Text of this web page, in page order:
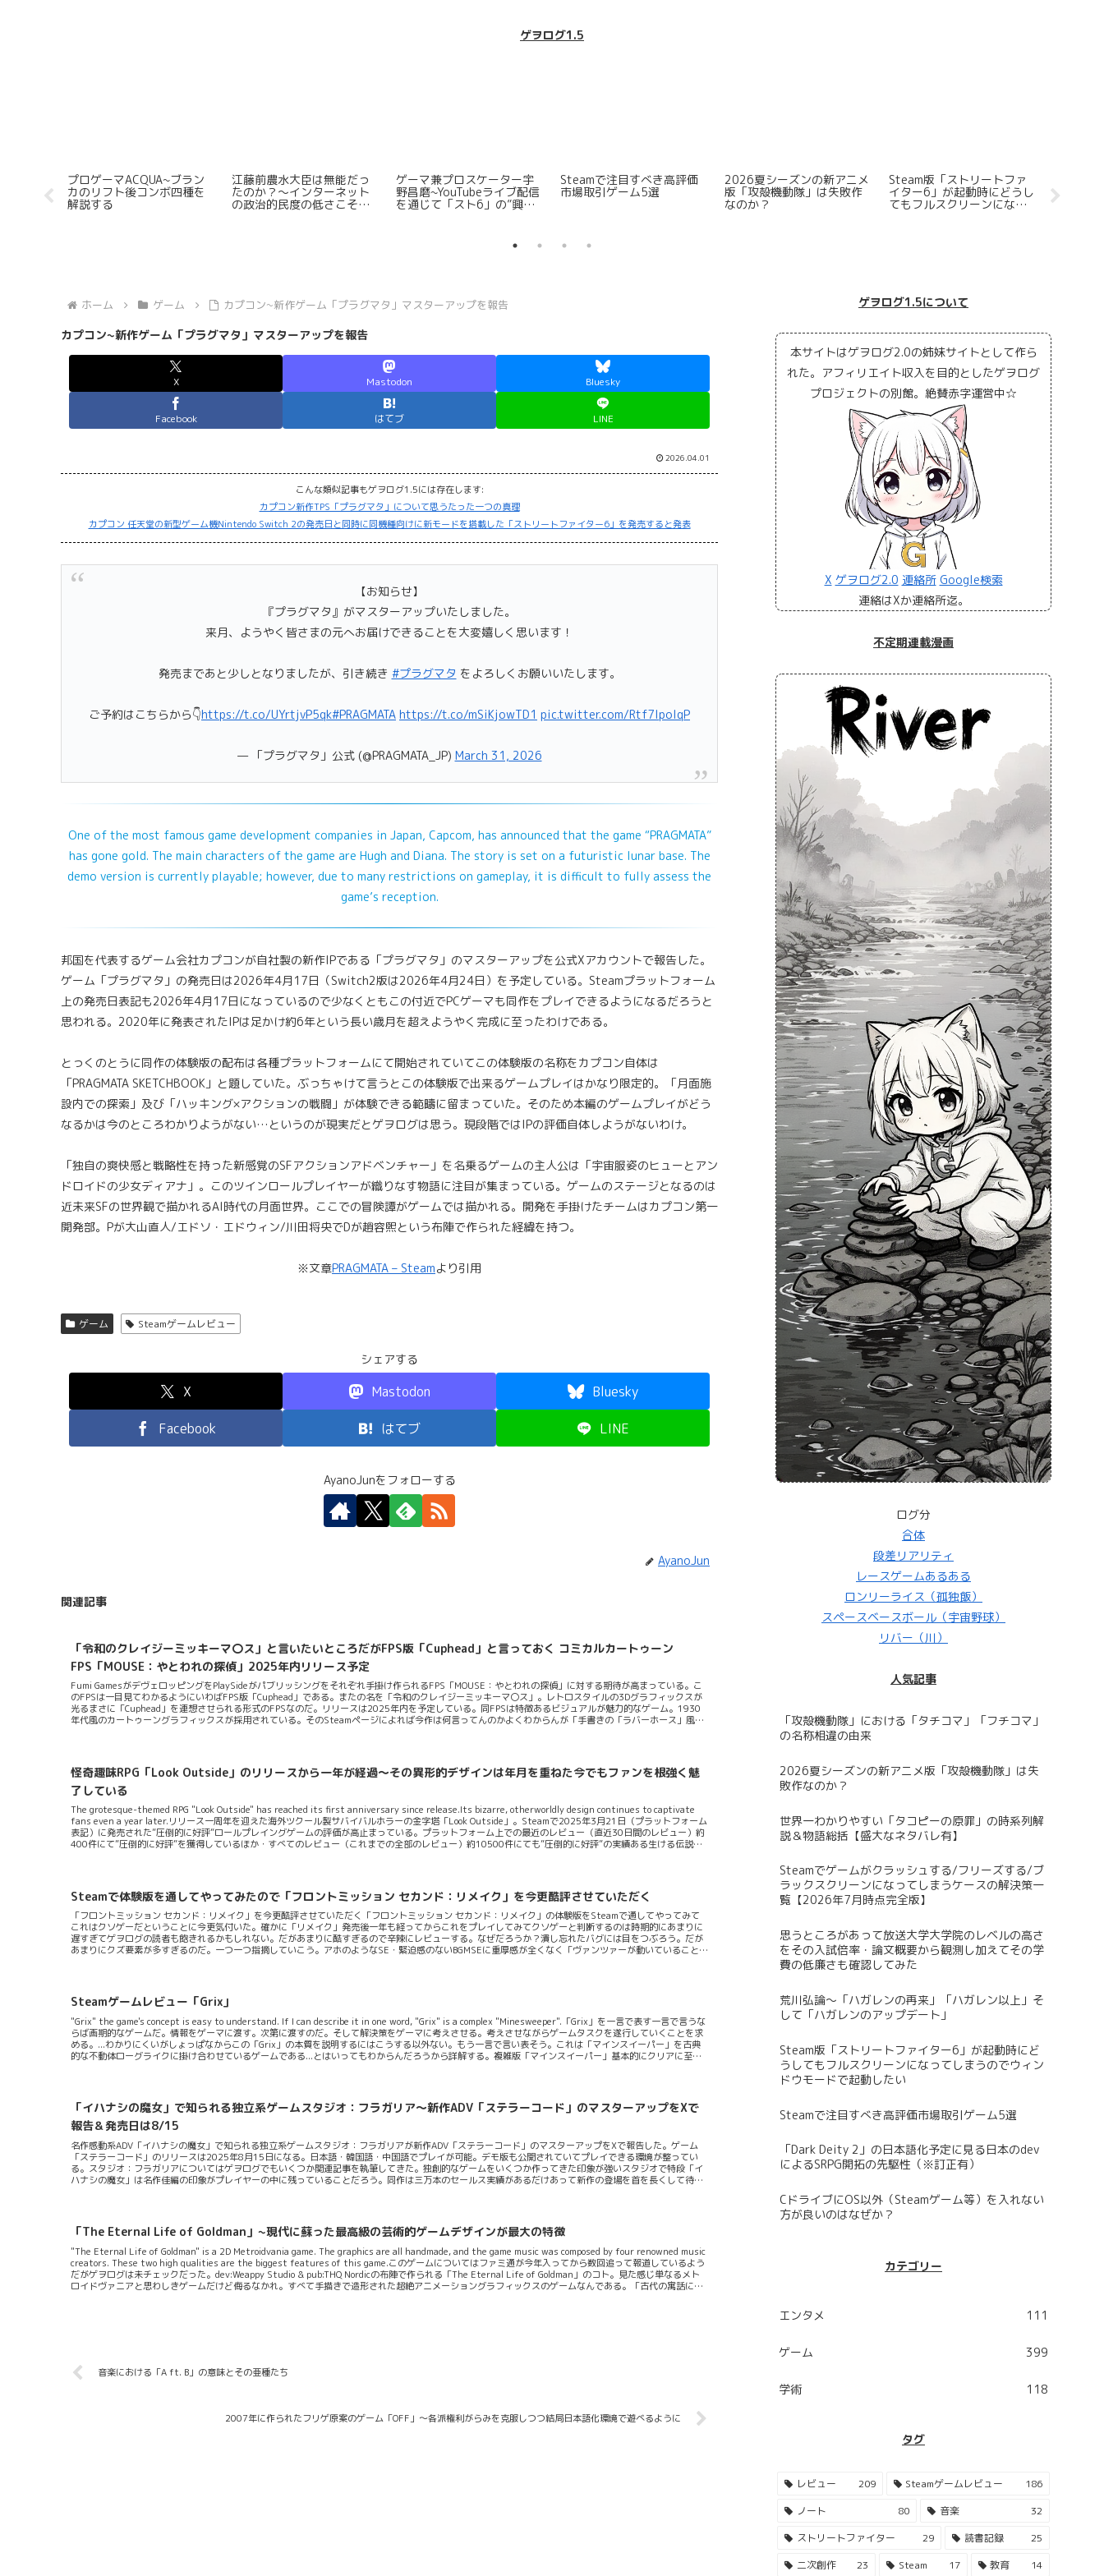
ゲヲログ1.5
どうし
なぜ「Minecraft」はSteam
で販売されないのか？
「攻殻機動隊」における
「タチコマ」「フチコマ」
の名称相違の由来
Steamゲームレビュー
「Witchfire」
世界一わかりやすい「タコ
ピーの原罪」の時系列解説
ゲヲログの懸念～集英社ゲ
ームズや講談社クリエイタ
ーズラボは失敗する～
Steamでリリースされたロ
ーグライトFPSに思うところ
を全力でまとめてみた
「Hades
なのか？
ホーム ゲーム カプコン~新作ゲーム「プラグマタ」マスターアップを報告
カプコン~新作ゲーム「プラグマタ」マスターアップを報告
X Mastodon Bluesky
Facebook はてブ LINE
2026.04.01
こんな類似記事もゲヲログ1.5には存在します:
カプコン新作TPS「プラグマタ」について思うたった一つの真理
カプコン 任天堂の新型ゲーム機Nintendo Switch 2の発売日と同時に同機種向けに新モードを搭載した「ストリートファイター6」を発売すると発表
【お知らせ】
『プラグマタ』がマスターアップいたしました。
来月、ようやく皆さまの元へお届けできることを大変嬉しく思います！
発売まであと少しとなりましたが、引き続き #プラグマタ をよろしくお願いいたします。
ご予約はこちらから👇https://t.co/UYrtjvP5qk#PRAGMATA https://t.co/mSiKjowTD1 pic.twitter.com/Rtf7IpolqP
— 「プラグマタ」公式 (@PRAGMATA_JP) March 31, 2026
One of the most famous game development companies in Japan, Capcom, has announced that the game “PRAGMATA”
has gone gold. The main characters of the game are Hugh and Diana. The story is set on a futuristic lunar base. The
demo version is currently playable; however, due to many restrictions on gameplay, it is difficult to fully assess the
game’s reception.
邦国を代表するゲーム会社カプコンが自社製の新作IPである「プラグマタ」のマスターアップを公式Xアカウントで報告した。
ゲーム「プラグマタ」の発売日は2026年4月17日（Switch2版は2026年4月24日）を予定している。Steamプラットフォーム
上の発売日表記も2026年4月17日になっているので少なくともこの付近でPCゲーマも同作をプレイできるようになるだろうと
思われる。2020年に発表されたIPは足かけ約6年という長い歳月を超えようやく完成に至ったわけである。
とっくのとうに同作の体験版の配布は各種プラットフォームにて開始されていてこの体験版の名称をカプコン自体は
「PRAGMATA SKETCHBOOK」と題していた。ぶっちゃけて言うとこの体験版で出来るゲームプレイはかなり限定的。「月面施
設内での探索」及び「ハッキング×アクションの戦闘」が体験できる範疇に留まっていた。そのため本編のゲームプレイがどう
なるかは今のところわかりようがない…というのが現実だとゲヲログは思う。現段階ではIPの評価自体しようがないわけ。
「独自の爽快感と戦略性を持った新感覚のSFアクションアドベンチャー」を名乗るゲームの主人公は「宇宙服姿のヒューとアン
ドロイドの少女ディアナ」。このツインロールプレイヤーが織りなす物語に注目が集まっている。ゲームのステージとなるのは
近未来SFの世界観で描かれるAI時代の月面世界。ここでの冒険譚がゲームでは描かれる。開発を手掛けたチームはカプコン第一
開発部。Pが大山直人/エドソ・エドウィン/川田将央でDが趙容煕という布陣で作られた経緯を持つ。
※文章PRAGMATA – Steamより引用
ゲーム Steamゲームレビュー
シェアする
X Mastodon Bluesky
Facebook はてブ LINE
AyanoJunをフォローする
AyanoJun
関連記事
「令和のクレイジーミッキーマ〇ス」と言いたいところだがFPS版「Cuphead」と言っておく コミカルカートゥーン
FPS「MOUSE：やとわれの探偵」2025年内リリース予定
Fumi GamesがデヴェロッピングをPlaySideがパブリッシングをそれぞれ手掛け作られるFPS「MOUSE：やとわれの探偵」に対する期待が高まっている。こ
のFPSは一目見てわかるようにいわばFPS版「Cuphead」である。またの名を「令和のクレイジーミッキーマ〇ス」。レトロスタイルの3Dグラフィックスが
光るまさに「Cuphead」を連想させられる形式のFPSなのだ。リリースは2025年内を予定している。同FPSは特徴あるビジュアルが魅力的なゲーム。1930
年代風のカートゥーングラフィックスが採用されている。そのSteamページによれば今作は何言ってんのかよくわからんが「手書きの「ラバーホース」風ア
怪奇趣味RPG「Look Outside」のリリースから一年が経過～その異形的デザインは年月を重ねた今でもファンを根強く魅
了している
The grotesque-themed RPG "Look Outside" has reached its first anniversary since release.Its bizarre, otherworldly design continues to captivate
fans even a year later.リリース一周年を迎えた海外ツクール製サバイバルホラーの金字塔「Look Outside」。Steamで2025年3月21日（プラットフォーム
表記）に発売された”圧倒的に好評”ロールプレイングゲームの評価が高止まっている。プラットフォーム上での最近のレビュー（直近30日間のレビュー）約
400件にて”圧倒的に好評”を獲得しているほか・すべてのレビュー（これまでの全部のレビュー）約10500件にても”圧倒的に好評”の実績ある生ける伝説級
Steamで体験版を通してやってみたので「フロントミッション セカンド：リメイク」を今更酷評させていただく
「フロントミッション セカンド：リメイク」を今更酷評させていただく「フロントミッション セカンド：リメイク」の体験版をSteamで通してやってみて
これはクソゲーだということに今更気付いた。確かに「リメイク」発売後一年も経ってからこれをプレイしてみてクソゲーと判断するのは時期的にあまりに
遅すぎてゲヲログの読者も飽きれるかもしれない。だがあまりに酷すぎるので辛辣にレビューする。なぜだろうか？潰し忘れたバグには目をつぶろう。だが
あまりにクズ要素が多すぎるのだ。一つ一つ指摘していこう。アホのようなSE・緊迫感のないBGMSEに重厚感が全くなく「ヴァンツァーが動いていること」
単体...
Steamゲームレビュー「Grix」
"Grix" the game's concept is easy to understand. If I can describe it in one word, "Grix" is a complex "Minesweeper".「Grix」を一言で表す一言で言うな
らば画期的なゲームだ。情報をゲーマに渡す。次第に渡すのだ。そして解決策をゲーマに考えさせる。考えさせながらゲームタスクを遂行していくことを求
める。...わかりにくいがしょっぱなからこの「Grix」の本質を説明するにはこうする以外ない。もう一言で言い表そう。これは「マインスイーパー」を古典
的な不動体ローグライクに掛け合わせているゲームである...とはいってもわからんだろうから詳解する。複雑版「マインスイーパー」基本的にクリアに至る
「イハナシの魔女」で知られる独立系ゲームスタジオ：フラガリア〜新作ADV「ステラーコード」のマスターアップをXで
報告＆発売日は8/15
名作感動系ADV「イハナシの魔女」で知られる独立系ゲームスタジオ：フラガリアが新作ADV「ステラーコード」のマスターアップをXで報告した。ゲーム
「ステラーコード」のリリースは2025年8月15日になる。日本語・韓国語・中国語でプレイが可能。デモ版も公開されていてプレイできる環境が整ってい
る。スタジオ：フラガリアについてはゲヲログでもいくつか関連記事を執筆してきた。独創的なゲームをいくつか作ってきた印象が強いスタジオで特段「イ
ハナシの魔女」は名作佳編の印象がプレイヤーの中に残っていることだろう。同作は三万本のセールス実績があるだけあって新作の登場を首を長くして待っ
ー...
「The Eternal Life of Goldman」~現代に蘇った最高級の芸術的ゲームデザインが最大の特徴
"The Eternal Life of Goldman" is a 2D Metroidvania game. The graphics are all handmade, and the game music was composed by four renowned music
creators. These two high qualities are the biggest features of this game.このゲームについてはファミ通が今年入ってから数回追って報道しているよう
だがゲヲログは未チェックだった。dev:Weappy Studio & pub:THQ Nordicの布陣で作られる「The Eternal Life of Goldman」のコト。見た感じ単なるメト
ロイドヴァニアと思わしきゲームだけど侮るなかれ。すべて手描きで造形された超絶アニメーショングラフィックスのゲームなんである。「古代の寓話にイ
音楽における「A ft. B」の意味とその亜種たち
2007年に作られたフリゲ原案のゲーム「OFF」～各派権利がらみを克服しつつ結局日本語化環境で遊べるように
ゲヲログ1.5について
本サイトはゲヲログ2.0の姉妹サイトとして作ら
れた。アフィリエイト収入を目的としたゲヲログ
プロジェクトの別館。絶賛赤字運営中☆
X ゲヲログ2.0 連絡所 Google検索
連絡はXか連絡所迄。
不定期連載漫画
ログ分
合体
段差リアリティ
レースゲームあるある
ロンリーライス（孤独飯）
スペースベースボール（宇宙野球）
リバー（川）
人気記事
「攻殻機動隊」における「タチコマ」「フチコマ」
の名称相違の由来
2026夏シーズンの新アニメ版「攻殻機動隊」は失
敗作なのか？
世界一わかりやすい「タコピーの原罪」の時系列解
説＆物語総括【盛大なネタバレ有】
Steamでゲームがクラッシュする/フリーズする/ブ
ラックスクリーンになってしまうケースの解決策一
覧【2026年7月時点完全版】
思うところがあって放送大学大学院のレベルの高さ
をその入試倍率・論文概要から観測し加えてその学
費の低廉さも確認してみた
荒川弘論～「ハガレンの再来」「ハガレン以上」そ
して「ハガレンのアップデート」
Steam版「ストリートファイター6」が起動時にど
うしてもフルスクリーンになってしまうのでウィン
ドウモードで起動したい
Steamで注目すべき高評価市場取引ゲーム5選
「Dark Deity 2」の日本語化予定に見る日本のdev
によるSRPG開拓の先駆性（※訂正有）
CドライブにOS以外（Steamゲーム等）を入れない
方が良いのはなぜか？
カテゴリー
エンタメ 111
ゲーム 399
学術 118
タグ
レビュー 209 Steamゲームレビュー
186
ノート
80 音楽
32
ストリートファイター
29 読書記録
25
二次創作
23 Steam 17 教育 14